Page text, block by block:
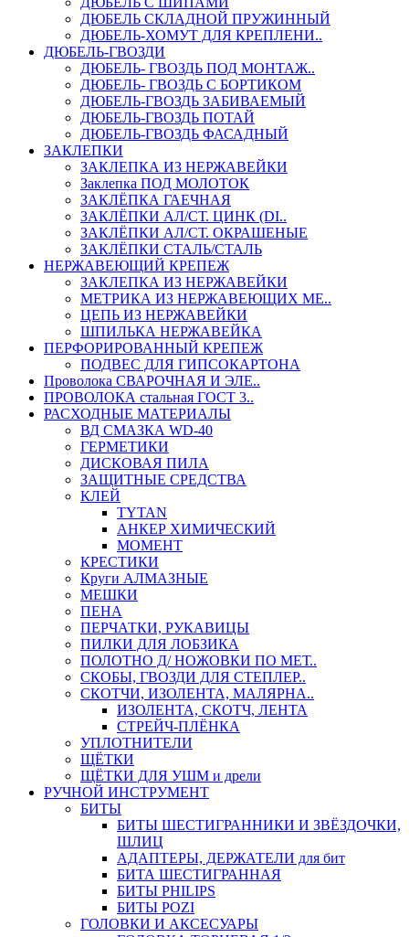
ДЮБЕЛЬ СКЛАДНОЙ ПРУЖИННЫЙ
ДЮБЕЛЬ-ХОМУТ ДЛЯ КРЕПЛЕНИ..
ДЮБЕЛЬ-ГВОЗДИ
ДЮБЕЛЬ- ГВОЗДЬ ПОД МОНТАЖ..
ДЮБЕЛЬ- ГВОЗДЬ С БОРТИКОМ
ДЮБЕЛЬ-ГВОЗДЬ ЗАБИВАЕМЫЙ
ДЮБЕЛЬ-ГВОЗДЬ ПОТАЙ
ДЮБЕЛЬ-ГВОЗДЬ ФАСАДНЫЙ
ЗАКЛЕПКИ
ЗАКЛЕПКА ИЗ НЕРЖАВЕЙКИ
Заклепка ПОД МОЛОТОК
ЗАКЛЁПКА ГАЕЧНАЯ
ЗАКЛЁПКИ АЛ/СТ. ЦИНК (DI..
ЗАКЛЁПКИ АЛ/СТ. ОКРАШЕНЫЕ
ЗАКЛЁПКИ СТАЛЬ/СТАЛЬ
НЕРЖАВЕЮЩИЙ КРЕПЕЖ
ЗАКЛЕПКА ИЗ НЕРЖАВЕЙКИ
МЕТРИКА ИЗ НЕРЖАВЕЮЩИХ МЕ..
ЦЕПЬ ИЗ НЕРЖАВЕЙКИ
ШПИЛЬКА НЕРЖАВЕЙКА
ПЕРФОРИРОВАННЫЙ КРЕПЕЖ
ПОДВЕС ДЛЯ ГИПСОКАРТОНА
Проволока СВАРОЧНАЯ И ЭЛЕ..
ПРОВОЛОКА стальная ГОСТ 3..
РАСХОДНЫЕ МАТЕРИАЛЫ
ВД СМАЗКА WD-40
ГЕРМЕТИКИ
ДИСКОВАЯ ПИЛА
ЗАЩИТНЫЕ СРЕДСТВА
КЛЕЙ
TYTAN
АНКЕР ХИМИЧЕСКИЙ
МОМЕНТ
КРЕСТИКИ
Круги АЛМАЗНЫЕ
МЕШКИ
ПЕНА
ПЕРЧАТКИ, РУКАВИЦЫ
ПИЛКИ ДЛЯ ЛОБЗИКА
ПОЛОТНО Д/ НОЖОВКИ ПО МЕТ..
СКОБЫ, ГВОЗДИ ДЛЯ СТЕПЛЕР..
СКОТЧИ, ИЗОЛЕНТА, МАЛЯРНА..
ИЗОЛЕНТА, СКОТЧ, ЛЕНТА
СТРЕЙЧ-ПЛЁНКА
УПЛОТНИТЕЛИ
ЩЁТКИ
ЩЁТКИ ДЛЯ УШМ и дрели
РУЧНОЙ ИНСТРУМЕНТ
БИТЫ
БИТЫ ШЕСТИГРАННИКИ И ЗВЁЗДОЧКИ,
ШЛИЦ
АДАПТЕРЫ, ДЕРЖАТЕЛИ для бит
БИТА ШЕСТИГРАННАЯ
БИТЫ PHILIPS
БИТЫ POZI
ГОЛОВКИ И АКСЕСУАРЫ